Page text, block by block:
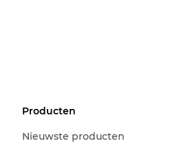
Producten
Nieuwste producten